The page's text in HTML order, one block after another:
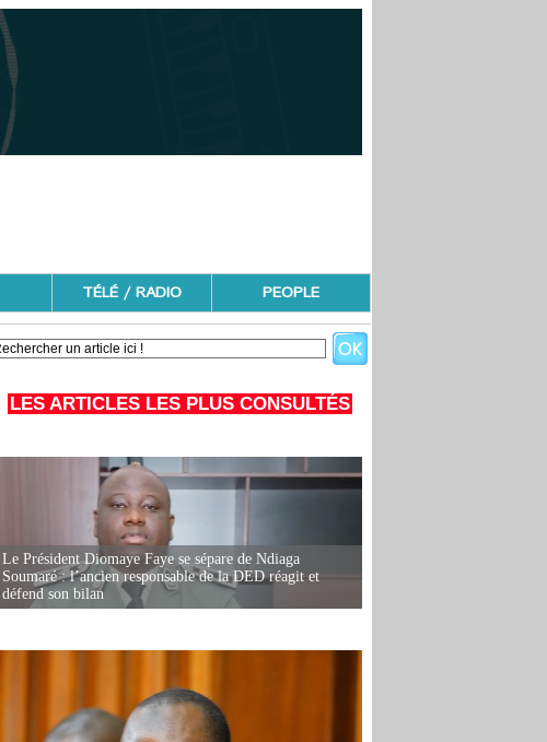
TÉLÉ / RADIO PEOPLE
LES ARTICLES LES PLUS CONSULTÉS
Le Président Diomaye Faye se sépare de Ndiaga
Soumaré : l’ancien responsable de la DED réagit et
défend son bilan